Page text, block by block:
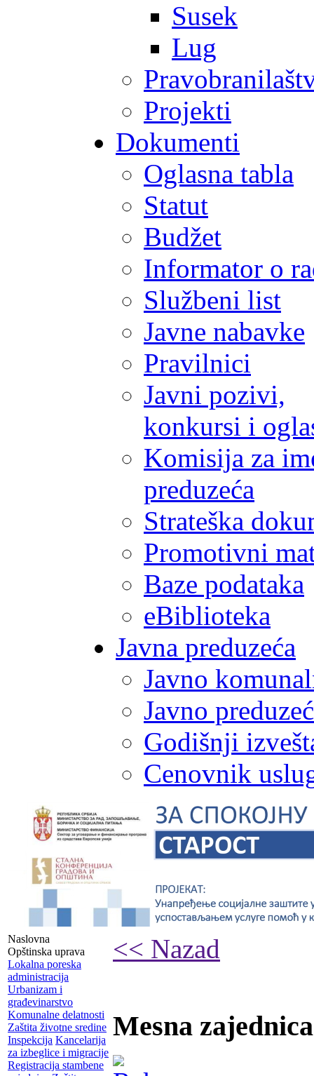
Susek
Lug
Projekti
Dokumenti
Oglasna tabla
Statut
Budžet
Informator o
Službeni list
Javne nabavke
Pravilnici
Javni pozivi,
konkursi i
Komisija za
preduzeća
Strateška
Promotivni
Baze podataka
eBiblioteka
Javna preduzeća
Javno
Javno
Godišnji
Cenovnik
Naslovna
Opštinska uprava
Lokalna poreska
administracija
Urbanizam i
građevinarstvo
Komunalne delatnosti
Zaštita životne sredine
Inspekcija Kancelarija
za izbeglice i migracije
Registracija stambene
<< Nazad
Mesna